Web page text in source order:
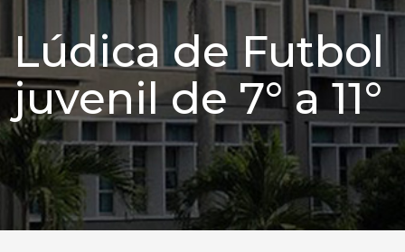
Lúdica de Futbol
juvenil de 7° a 11°